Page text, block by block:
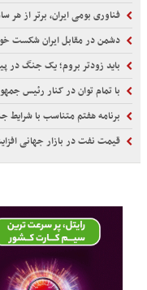
فناوری بومی ایران، برتر از هر
دشمن در مقابل ایران شکست
باید زودتر بروم؛ یک جنگ در
با تمام توان در کنار رئیس
برنامه هفتم متناسب با
قیمت نفت در بازار جهانی